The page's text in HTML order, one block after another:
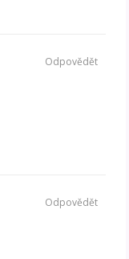
Odpovědět
Odpovědět